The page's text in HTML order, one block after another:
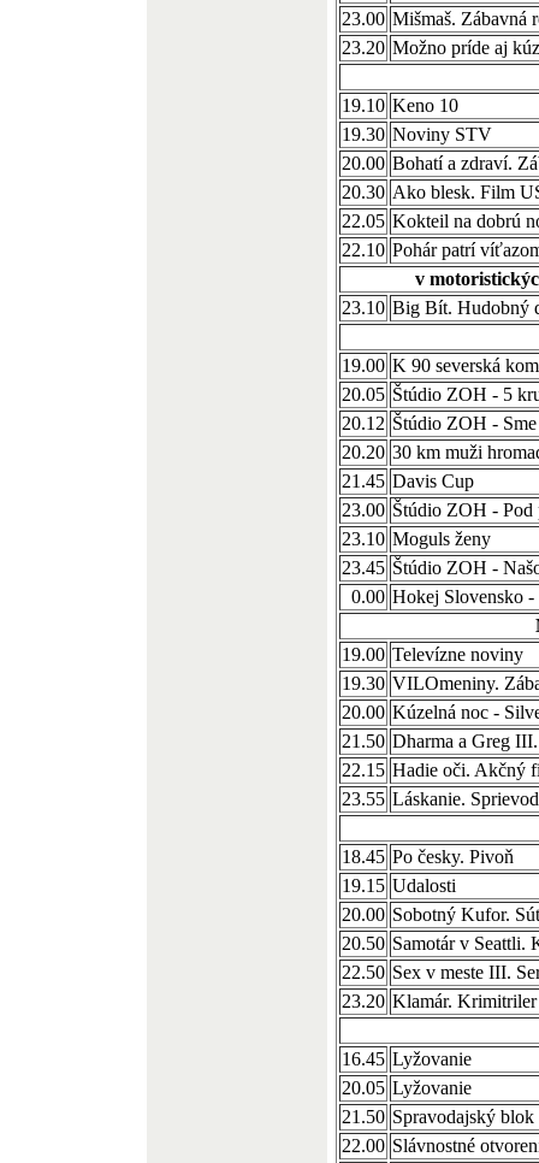
23.00 Mišmaš. Zábavná
23.20 Možno príde aj
19.10 Keno 10
19.30 Noviny STV
20.00 Bohatí a zdraví.
20.30 Ako blesk. Film
22.05 Kokteil na dobrú
22.10 Pohár patrí
v
23.10 Big Bít. Hudobný
19.00 K 90 severská
20.05 Štúdio ZOH - 5
20.12 Štúdio ZOH -
20.20 30 km muži
21.45 Davis Cup
23.00 Štúdio ZOH -
23.10 Moguls ženy
23.45 Štúdio ZOH -
0.00 Hokej Slovensko -
19.00 Televízne noviny
19.30 VILOmeniny.
20.00 Kúzelná noc -
21.50 Dharma a Greg
22.15 Hadie oči. Akčný
23.55 Láskanie.
18.45 Po česky. Pivoň
19.15 Udalosti
20.00 Sobotný Kufor.
20.50 Samotár v Seattli.
22.50 Sex v meste III.
23.20 Klamár.
16.45 Lyžovanie
20.05 Lyžovanie
21.50 Spravodajský blok
22.00 Slávnostné